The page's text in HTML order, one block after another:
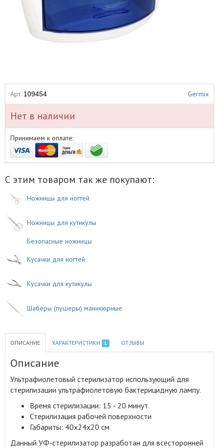
Арт. 109454 Germix
Нет в наличии
Принимаем к оплате:
С этим товаром так же покупают:
Ножницы для ногтей
Ножницы для кутикулы
Безопасные ножницы
Кусачки для ногтей
Кусачки для кутикулы
Шаберы (пушеры) маникюрные
ОПИСАНИЕ ХАРАКТЕРИСТИКИ 1 ОТЗЫВЫ
Описание
Ультрафиолетовый стерилизатор использующий для
стерилизации ультрафиолетовую бактерицидную лампу.
Время стерилизации: 15 - 20 минут.
Стерилизация рабочей поверхности
Габариты: 40х24х20 см
Данный УФ-стерилизатор разработан для всесторонней